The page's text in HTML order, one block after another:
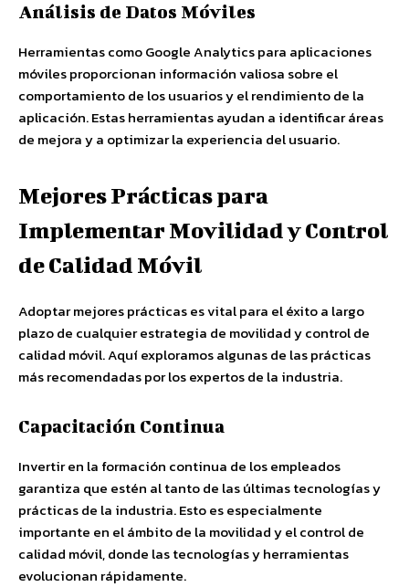
Análisis de Datos Móviles
Herramientas como Google Analytics para aplicaciones
móviles proporcionan información valiosa sobre el
comportamiento de los usuarios y el rendimiento de la
aplicación. Estas herramientas ayudan a identificar áreas
de mejora y a optimizar la experiencia del usuario.
Mejores Prácticas para
Implementar Movilidad y Control
de Calidad Móvil
Adoptar mejores prácticas es vital para el éxito a largo
plazo de cualquier estrategia de movilidad y control de
calidad móvil. Aquí exploramos algunas de las prácticas
más recomendadas por los expertos de la industria.
Capacitación Continua
Invertir en la formación continua de los empleados
garantiza que estén al tanto de las últimas tecnologías y
prácticas de la industria. Esto es especialmente
importante en el ámbito de la movilidad y el control de
calidad móvil, donde las tecnologías y herramientas
evolucionan rápidamente.